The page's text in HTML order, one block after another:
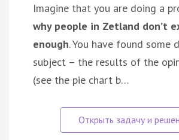
Imagine that you are doing a
why people in Zetland don’t
enough. You have found some
subject – the results of the
(see the pie chart b…